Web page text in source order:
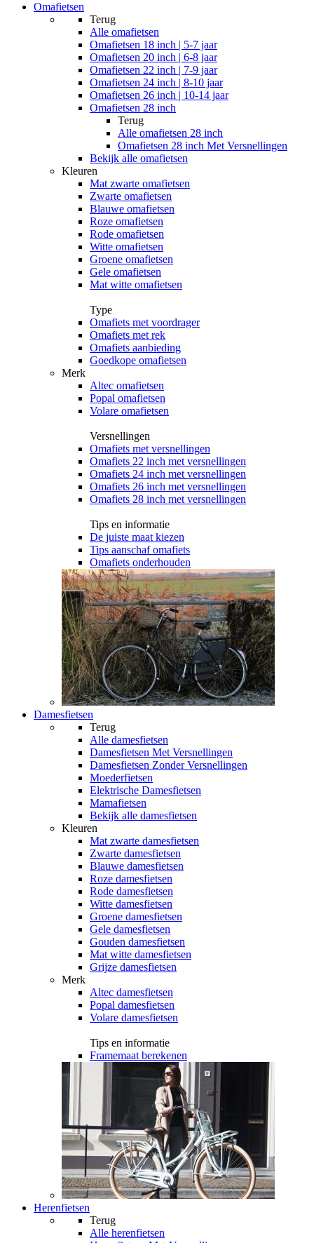
Omafietsen
Terug
Alle omafietsen
Omafietsen 18 inch | 5-7 jaar
Omafietsen 20 inch | 6-8 jaar
Omafietsen 22 inch | 7-9 jaar
Omafietsen 24 inch | 8-10 jaar
Omafietsen 26 inch | 10-14 jaar
Omafietsen 28 inch
Terug
Alle omafietsen 28 inch
Omafietsen 28 inch Met Versnellingen
Bekijk alle omafietsen
Kleuren
Mat zwarte omafietsen
Zwarte omafietsen
Blauwe omafietsen
Roze omafietsen
Rode omafietsen
Witte omafietsen
Groene omafietsen
Gele omafietsen
Mat witte omafietsen
Type
Omafiets met voordrager
Omafiets met rek
Omafiets aanbieding
Goedkope omafietsen
Merk
Altec omafietsen
Popal omafietsen
Volare omafietsen
Versnellingen
Omafiets met versnellingen
Omafiets 22 inch met versnellingen
Omafiets 24 inch met versnellingen
Omafiets 26 inch met versnellingen
Omafiets 28 inch met versnellingen
Tips en informatie
De juiste maat kiezen
Tips aanschaf omafiets
Omafiets onderhouden
Damesfietsen
Terug
Alle damesfietsen
Damesfietsen Met Versnellingen
Damesfietsen Zonder Versnellingen
Moederfietsen
Elektrische Damesfietsen
Mamafietsen
Bekijk alle damesfietsen
Kleuren
Mat zwarte damesfietsen
Zwarte damesfietsen
Blauwe damesfietsen
Roze damesfietsen
Rode damesfietsen
Witte damesfietsen
Groene damesfietsen
Gele damesfietsen
Gouden damesfietsen
Mat witte damesfietsen
Grijze damesfietsen
Merk
Altec damesfietsen
Popal damesfietsen
Volare damesfietsen
Tips en informatie
Framemaat berekenen
Herenfietsen
Terug
Alle herenfietsen